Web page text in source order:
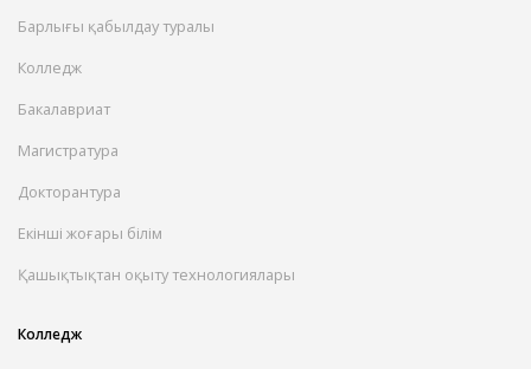
Барлығы қабылдау туралы
Колледж
Бакалавриат
Магистратура
Докторантура
Екінші жоғары білім
Қашықтықтан оқыту технологиялары
Колледж